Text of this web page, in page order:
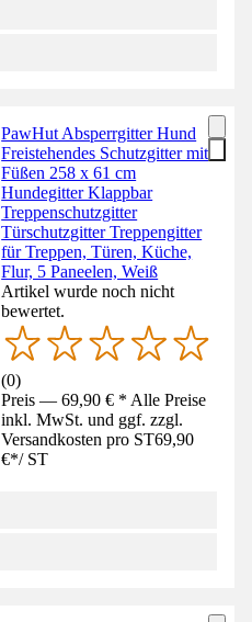
PawHut Absperrgitter Hund
Freistehendes Schutzgitter mit
Füßen 258 x 61 cm
Hundegitter Klappbar
Treppenschutzgitter
Türschutzgitter Treppengitter
für Treppen, Türen, Küche,
Flur, 5 Paneelen, Weiß
Artikel wurde noch nicht
bewertet.
(0)
Preis — 69,90 € * Alle Preise
inkl. MwSt. und ggf. zzgl.
Versandkosten pro ST69,90
€*/ ST